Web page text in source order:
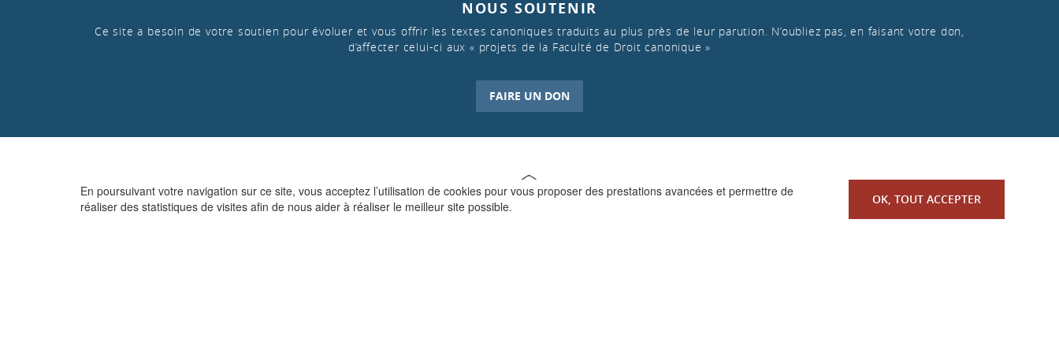
En poursuivant votre navigation sur ce site, vous acceptez l’utilisation de cookies pour vous proposer des prestations avancées et permettre de
réaliser des statistiques de visites afin de nous aider à réaliser le meilleur site possible.
OK, TOUT ACCEPTER
NOUS SOUTENIR
Ce site a besoin de votre soutien pour évoluer et vous offrir les textes canoniques traduits au plus près de leur parution. N’oubliez pas, en faisant votre don,
d’affecter celui-ci aux « projets de la Faculté de Droit canonique »
FAIRE UN DON